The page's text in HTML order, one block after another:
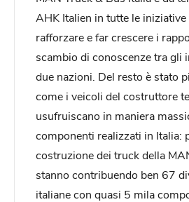
AHK Italien in tutte le
rafforzare e far crescere i
scambio di conoscenze tra gli
due nazioni. Del resto è stato
come i veicoli del costruttore
usufruiscano in maniera
componenti realizzati in Italia:
costruzione dei truck della
stanno contribuendo ben 67
italiane con quasi 5 mila